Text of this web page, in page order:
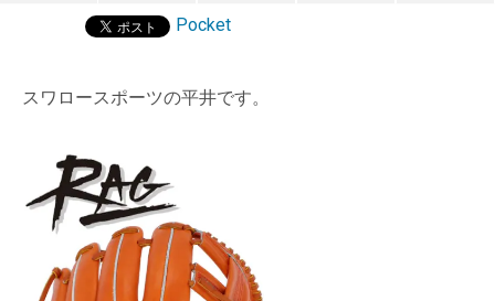
Pocket
スワロースポーツの平井です。